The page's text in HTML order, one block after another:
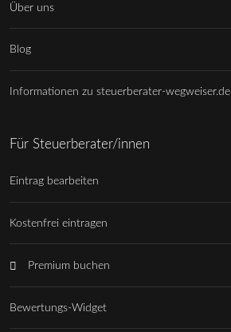
Über uns
Blog
Informationen zu steuerberater-wegweiser.de
Für Steuerberater/innen
Eintrag bearbeiten
Kostenfrei eintragen
Premium buchen
Bewertungs-Widget